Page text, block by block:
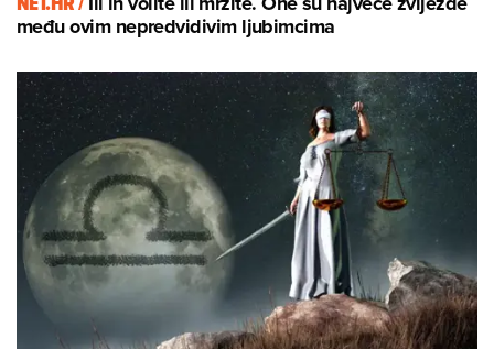
među ovim nepredvidivim ljubimcima